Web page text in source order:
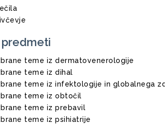
predmeti
teme iz dermatovenerologije
teme iz dihal
teme iz infektologije in globalnega
teme iz obtočil
teme iz prebavil
teme iz psihiatrije